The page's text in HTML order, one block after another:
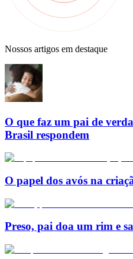
Nossos artigos em destaque
O que faz um pai de
Brasil respondem
O papel dos avós na
Preso, pai doa um rim e